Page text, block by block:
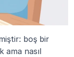
boş bir
ama nasıl